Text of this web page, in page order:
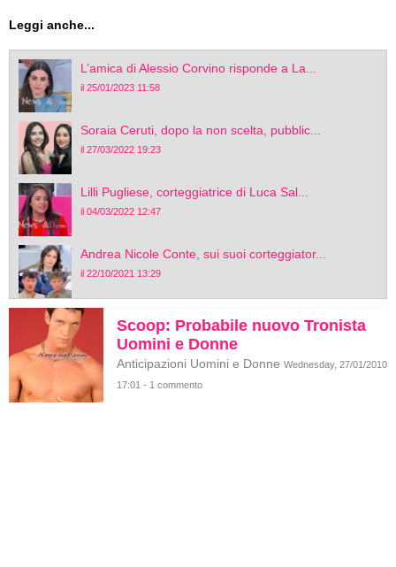
Leggi anche...
L’amica di Alessio Corvino risponde a La...
il 25/01/2023 11:58
Soraia Ceruti, dopo la non scelta, pubblic...
il 27/03/2022 19:23
Lilli Pugliese, corteggiatrice di Luca Sal...
il 04/03/2022 12:47
Andrea Nicole Conte, sui suoi corteggiator...
il 22/10/2021 13:29
Scoop: Probabile nuovo Tronista
Uomini e Donne
Anticipazioni Uomini e Donne Wednesday, 27/01/2010
17:01 - 1 commento